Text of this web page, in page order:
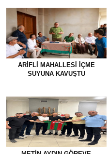
ARIFLI MAHALLESI İÇME
SUYUNA KAVUŞTU